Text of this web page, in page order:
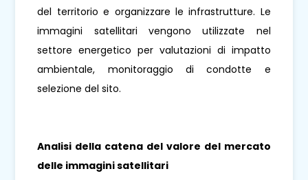
del territorio e organizzare le infrastrutture. Le
immagini satellitari vengono utilizzate nel
settore energetico per valutazioni di impatto
ambientale, monitoraggio di condotte e
selezione del sito.
Analisi della catena del valore del mercato
delle immagini satellitari